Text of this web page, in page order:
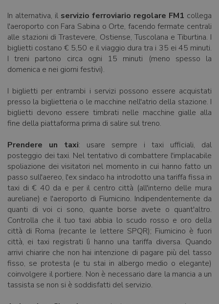
In alternativa, il servizio ferroviario regolare FM1 collega
l'aeroporto con Fara Sabina o Orte, facendo fermate centrali
alle stazioni di Trastevere, Ostiense, Tuscolana e Tiburtina. I
biglietti costano € 5,50 e il viaggio dura tra i 35 ei 45 minuti.
I treni partono circa ogni 15 minuti (meno spesso la
domenica e nei giorni festivi).
I biglietti per entrambi i servizi possono essere acquistati
presso la biglietteria o le macchine nell'atrio della stazione. I
biglietti devono essere timbrati nelle macchine gialle alla
fine della piattaforma prima di salire sul treno.
Prendere un taxi: usare sempre i taxi ufficiali, dal
posteggio dei taxi. Nel tentativo di combattere l'implacabile
spoliazione dei visitatori nel momento in cui hanno fatto un
passo sull'aereo, l'ex sindaco ha introdotto una tariffa fissa in
taxi di € 40 da e per il centro città (all'interno delle mura
aureliane) e l'aeroporto di Fiumicino. Indipendentemente da
quanti di voi ci sono, quante borse avete o quant'altro.
Controlla che il tuo taxi abbia lo scudo rosso e oro della
città di Roma (recante le lettere SPQR); Fiumicino è fuori
città, ei taxi registrati lì hanno una tariffa diversa. Quando
arrivi chiarire che non hai intenzione di pagare più del tasso
fisso, se protesta (e tu stai in albergo medio o elegante)
coinvolgere il portiere. Non è necessario dare la mancia a un
tassista se non si è soddisfatti del servizio.